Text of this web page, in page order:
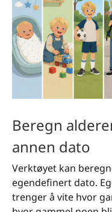
Beregn
annen dato
Verktøyet kan
egendefinert dato.
trenger å vite hvor